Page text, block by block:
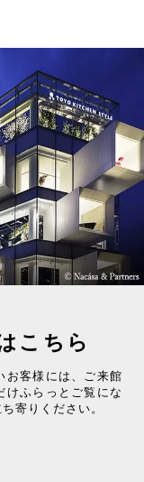
こちら
お客様には、ご来館
けふらっとご覧にな
寄りください。